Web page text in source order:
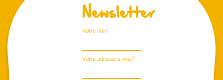
Newsletter
Votre nom
Votre adresse e-mail*